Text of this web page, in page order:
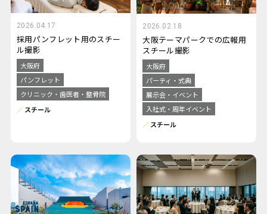
2026.04.17
採用パンフレット用のスチー
ル撮影
大阪府
パンフレット
クリニック・歯医者・整骨院
スチール
2026.02.18
大阪テーマパークでの広報用
スチール撮影
大阪府
パーティ・式典
展示会・イベント
入社式・周年イベント
スチール